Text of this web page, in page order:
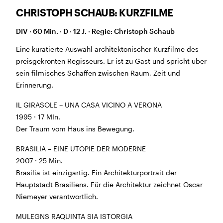
Morgen geschlossen
Reguläre Öffnungszeiten:
CINEMA und BÜHNE
45 Min. vor Vorstellungsbeginn(siehe Programm)
Tickets und Gutscheine können an der Kinokasse und
KASSE und TELEFON
Montag bis Freitag ab 17 Uhr
Samstag und Sonntag ab 10 Uhr
BAR+BISTRO
Montag bis Donnerstag 11.30 Uhr bis 23 Uhr
Freitag 11.30 Uhr bis 24 Uhr
CHRISTOPH SCHAUB: KURZFILME
DIV · 60 Min. · D · 12 J. · Regie: Christoph Schaub
Eine kuratierte Auswahl architektonischer Kurzfilme des
preisgekrönten Regisseurs. Er ist zu Gast und spricht über
sein filmisches Schaffen zwischen Raum, Zeit und
Erinnerung.
IL GIRASOLE – UNA CASA VICINO A VERONA
1995 · 17 MIn.
Der Traum vom Haus ins Bewegung.
BRASILIA – EINE UTOPIE DER MODERNE
2007 · 25 Min.
Brasilia ist einzigartig. Ein Architekturportrait der
Hauptstadt Brasiliens. Für die Architektur zeichnet Oscar
Niemeyer verantwortlich.
MULEGNS RAQUINTA SIA ISTORGIA